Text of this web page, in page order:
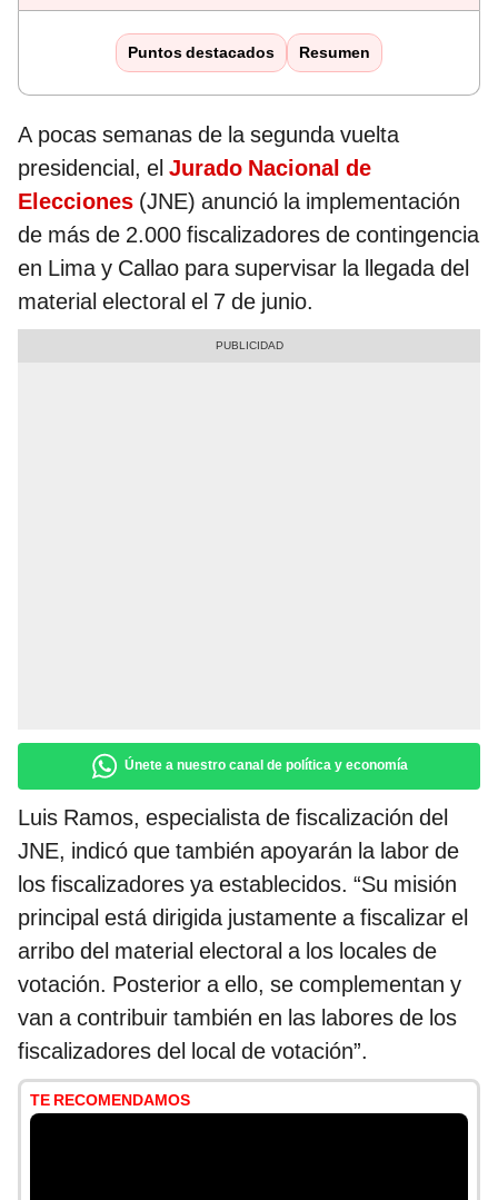
Puntos destacados Resumen
A pocas semanas de la segunda vuelta
presidencial, el Jurado Nacional de
Elecciones (JNE) anunció la implementación
de más de 2.000 fiscalizadores de contingencia
en Lima y Callao para supervisar la llegada del
material electoral el 7 de junio.
Únete a nuestro canal de política y economía
Luis Ramos, especialista de fiscalización del
JNE, indicó que también apoyarán la labor de
los fiscalizadores ya establecidos. “Su misión
principal está dirigida justamente a fiscalizar el
arribo del material electoral a los locales de
votación. Posterior a ello, se complementan y
van a contribuir también en las labores de los
fiscalizadores del local de votación”.
TE RECOMENDAMOS